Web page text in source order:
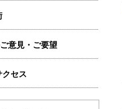
意見・ご要望
セス